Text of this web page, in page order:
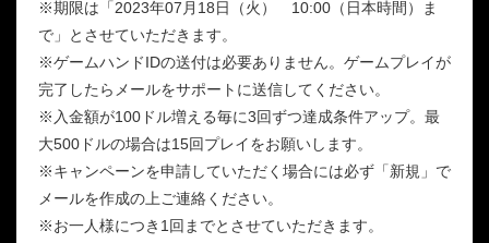
※期限は「2023年07月18日（火） 10:00（日本時間）ま
で」とさせていただきます。
※ゲームハンドIDの送付は必要ありません。ゲームプレイが
完了したらメールをサポートに送信してください。
※入金額が100ドル増える毎に3回ずつ達成条件アップ。最
大500ドルの場合は15回プレイをお願いします。
※キャンペーンを申請していただく場合には必ず「新規」で
メールを作成の上ご連絡ください。
※お一人様につき1回までとさせていただきます。